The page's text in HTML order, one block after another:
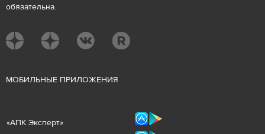
обязательна.
МОБИЛЬНЫЕ ПРИЛОЖЕНИЯ
«АПК Эксперт»